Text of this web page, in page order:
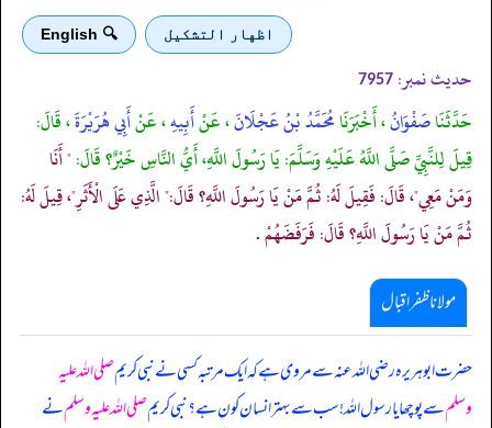
اظهار التشكيل 🔍 English
حدیث نمبر: 7957
حَدَّثَنَاصَفْوَانُ، أَخْبَرَنَامُحَمَّدُ بْنُ عَجْلَانَ، عَنْأَبِيهِ، عَنْأَبِي هُرَيْرَةَ، قَالَ:
قِيلَ لِلنَّبِيِّ صَلَّى اللَّهُ عَلَيْهِ وَسَلَّمَ: يَا رَسُولَ اللَّهِ، أَيُّ النَّاسِ خَيْرٌ؟ قَالَ:" أَنَا
وَمَنْ مَعِي"، قَالَ: فَقِيلَ لَهُ: ثُمَّ مَنْ يَا رَسُولَ اللَّهِ؟ قَالَ:" الَّذِي عَلَى الْأَثَرِ"، قِيلَ لَهُ:
ثُمَّ مَنْ يَا رَسُولَ اللَّهِ؟ قَالَ: فَرَفَضَهُمْ .
مولانا ظفر اقبال
حضرت ابوہریرہ رضی اللہ عنہ سے مروی ہے کہ ایک مرتبہ کسی نے نبی کریمصلی اللہ علیہ
وسلمسے پوچھا یا رسول اللہ! سب سے بہتر انسان کون ہے؟ نبی کریمصلی اللہ علیہ وسلمنے